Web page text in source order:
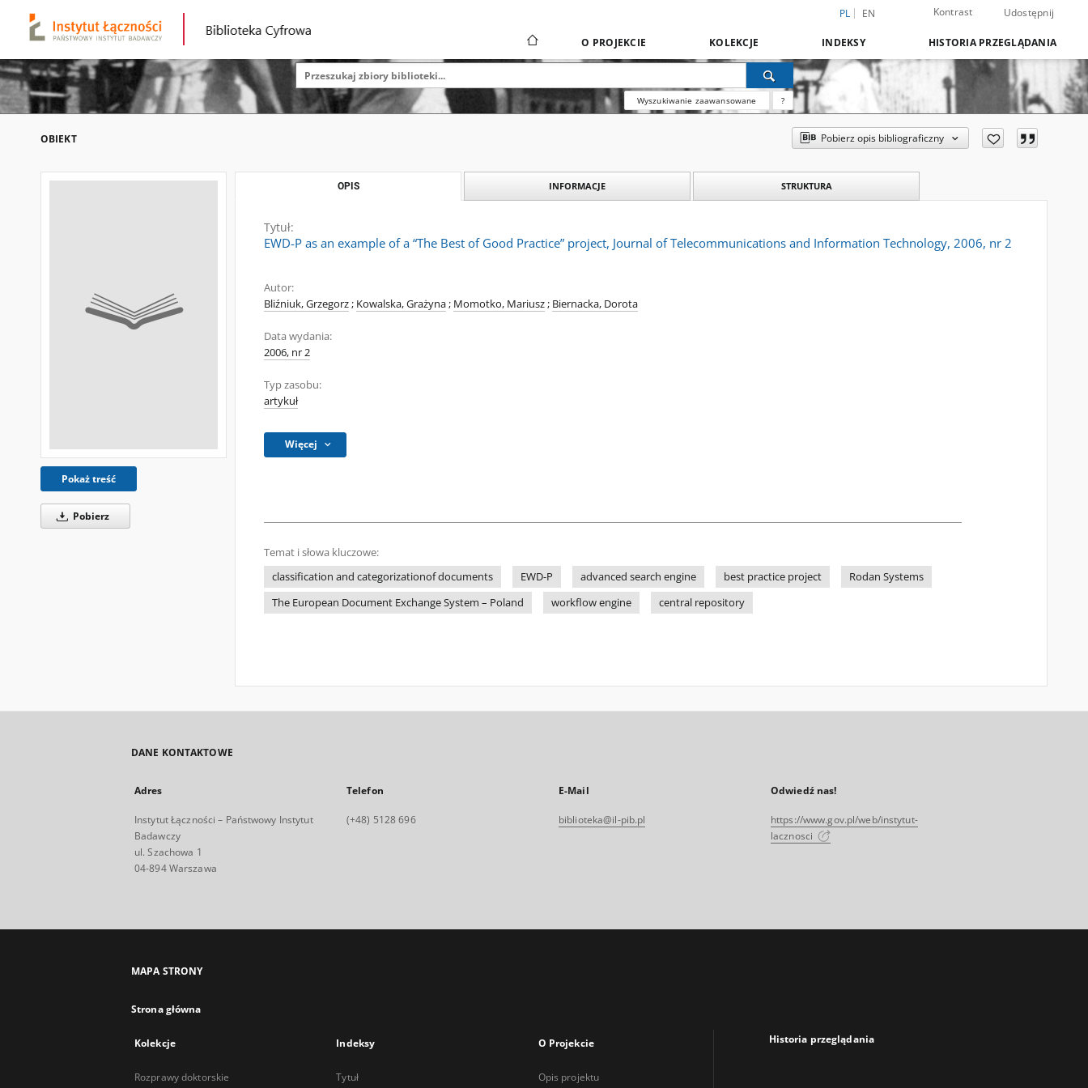
PL EN Kontrast Udostępnij
O PROJEKCIE KOLEKCJE INDEKSY HISTORIA PRZEGLĄDANIA
Wyszukiwanie zaawansowane ?
OBIEKT Pobierz opis bibliograficzny
Pokaż treść
Pobierz
OPIS INFORMACJE STRUKTURA
Tytuł:
EWD-P as an example of a “The Best of Good Practice” project, Journal of Telecommunications and Information Technology, 2006, nr 2
Autor:
Bliźniuk, Grzegorz; Kowalska, Grażyna; Momotko, Mariusz; Biernacka, Dorota
Data wydania:
2006, nr 2
Typ zasobu:
artykuł
Więcej
Temat i słowa kluczowe:
classification and categorizationof documents
EWD-P advanced search engine best practice project
Rodan Systems
The European Document Exchange System – Poland
workflow engine central repository
DANE KONTAKTOWE
Adres
Instytut Łączności – Państwowy Instytut
Badawczy
ul. Szachowa 1
04-894 Warszawa
Telefon
(+48) 5128 696
E-Mail
biblioteka@il-pib.pl
Odwiedź nas!
https://www.gov.pl/web/instytut-
lacznosci
MAPA STRONY
Strona główna
Kolekcje
Rozprawy doktorskie
Indeksy
Tytuł
O Projekcie
Opis projektu
Historia przeglądania